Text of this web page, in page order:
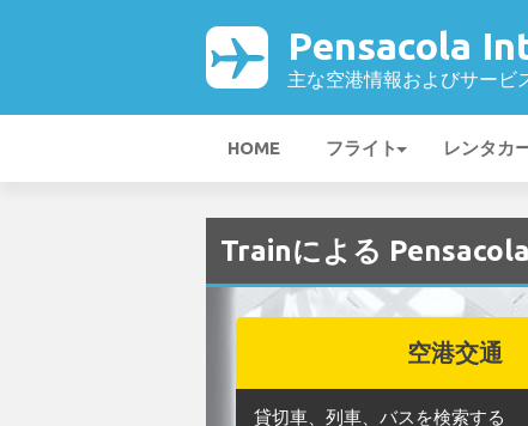
Pensacola
主な空港情報およびサービ
HOME フライト レンタカ
Trainによる
空港交通
貸切車、列車、バスを検索する